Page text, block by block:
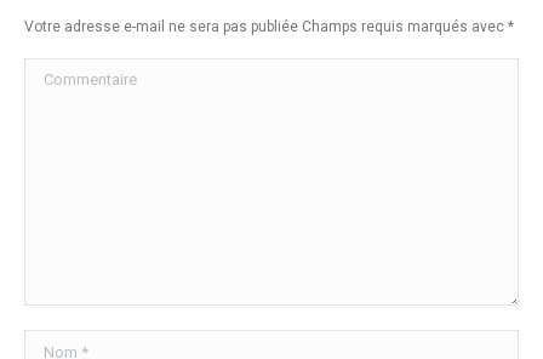
Votre adresse e-mail ne sera pas publiée Champs requis marqués avec *
Commentaire
Nom *